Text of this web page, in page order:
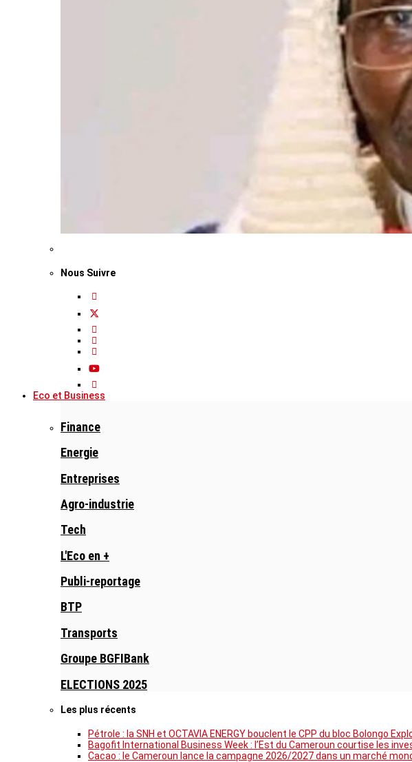
Nous Suivre
Eco et Business
Finance
Energie
Entreprises
Agro-industrie
Tech
L'Eco en +
Publi-reportage
BTP
Transports
Groupe BGFIBank
ELECTIONS 2025
Les plus récents
Pétrole : la SNH et OCTAVIA ENERGY bouclent le CPP du bloc Bolongo
Bagofit International Business Week : l’Est du Cameroun courtise les
Cacao : le Cameroun lance la campagne 2026/2027 dans un marché